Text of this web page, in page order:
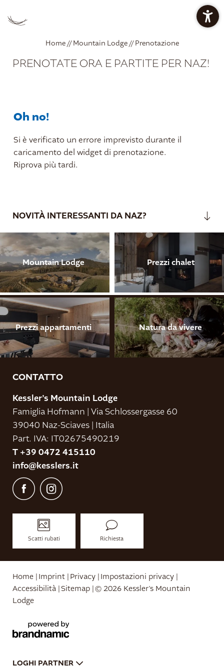
PREZZI APPARTAMENTI
Mountain Lodge
I padroni di casa
Sostenibilità
Novità
Bottega del maso
Scatti rubati
Premi
Richiesta
Arrivo
Buono a sapersi
Restaurant ban Kessler
Alloggi e prezzi
Natura da vivere
IT
Home //Mountain Lodge //Prenotazione
PRENOTATE ORA E PARTITE PER NAZ!
Oh no!
Si è verificato un errore imprevisto durante il
caricamento del widget di prenotazione.
Riprova più tardi.
NOVITÀ INTERESSANTI DA NAZ?
Mountain Lodge Prezzi chalet
Prezzi appartamenti Natura da vivere
CONTATTO
Kessler’s Mountain Lodge
Famiglia Hofmann
Via Schlossergasse 60
39040 Naz-Sciaves
Italia
Part. IVA: IT02675490219
T +39 0472 415110
info@kesslers.it
Scatti rubati Richiesta
Home | Imprint | Privacy | Impostazioni privacy |
Accessibilità |Sitemap |© 2026 Kessler’s Mountain
Lodge
LOGHI PARTNER